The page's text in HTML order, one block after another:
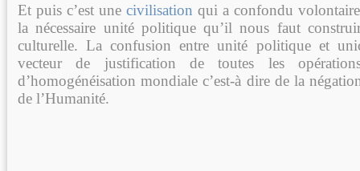
Et puis c’est une civilisation qui a confondu
la nécessaire unité politique qu’il nous faut
culturelle. La confusion entre unité politique et
vecteur de justification de toutes les
d’homogénéisation mondiale c’est-à dire de la
de l’Humanité.